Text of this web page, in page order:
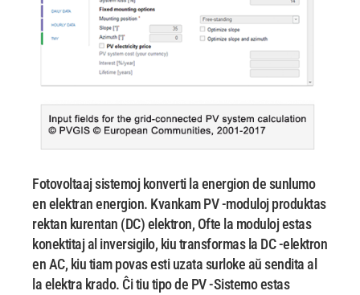
Fotovoltaaj sistemojkonverti la energion de sunlumo
en elektran energion. Kvankam PV -moduloj produktas
rektan kurentan (DC) elektron, Ofte la moduloj estas
konektitaj al inversigilo, kiu transformas la DC -elektron
en AC, kiu tiam povas esti uzata surloke aŭ sendita al
la elektra krado. Ĉi tiu tipo de PV -Sistemoestas